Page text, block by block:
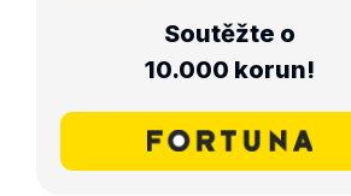
Soutěžte o
10.000 korun!